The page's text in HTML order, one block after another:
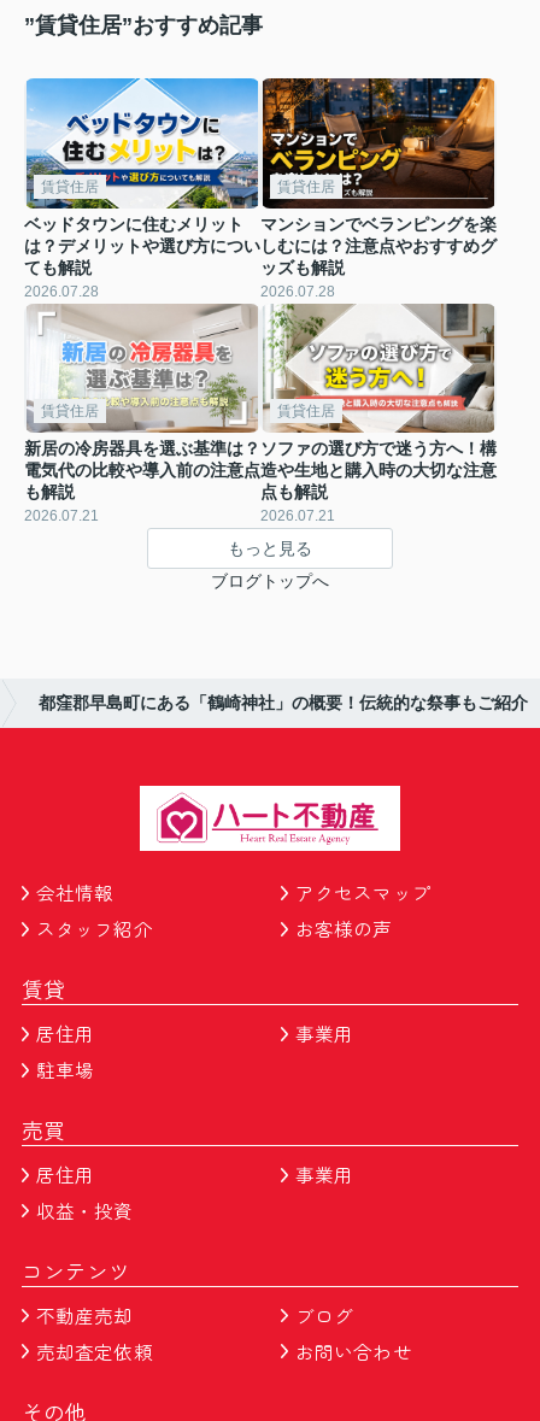
”賃貸住居”おすすめ記事
賃貸住居
ベッドタウンに住むメリット
は？デメリットや選び方につい
ても解説
2026.07.28
賃貸住居
マンションでベランピングを楽
しむには？注意点やおすすめグ
ッズも解説
2026.07.28
賃貸住居
新居の冷房器具を選ぶ基準は？
電気代の比較や導入前の注意点
も解説
2026.07.21
賃貸住居
ソファの選び方で迷う方へ！構
造や生地と購入時の大切な注意
点も解説
2026.07.21
もっと見る
ブログトップへ
都窪郡早島町にある「鶴崎神社」の概要！伝統的な祭事もご紹介
会社情報
アクセスマップ
スタッフ紹介
お客様の声
賃貸
居住用
事業用
駐車場
売買
居住用
事業用
収益・投資
コンテンツ
不動産売却
ブログ
売却査定依頼
お問い合わせ
その他